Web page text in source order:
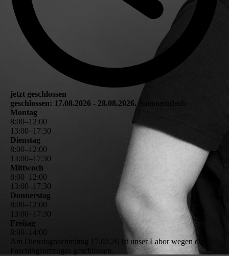
jetzt geschlossen
geschlossen: 17.08.2026 - 28.08.2026. Sommerurlaub
Montag
8:00–12:00
13:00–17:30
Dienstag
8:00–12:00
13:00–17:30
Mittwoch
8:00–12:00
13:00–17:30
Donnerstag
8:00– 12:00
13:00– 17: 30
Freitag
8:00 14 00
Am Dienstagnachmittag 17.02.26 ist unser Labor wegen des
Faschingsumzuges geschlossen.